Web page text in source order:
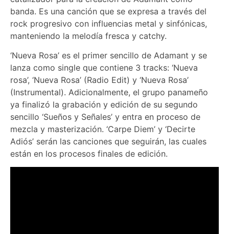
banda. Es una canción que se expresa a través del
rock progresivo con influencias metal y sinfónicas,
manteniendo la melodía fresca y catchy.
‘Nueva Rosa’ es el primer sencillo de Adamant y se
lanza como single que contiene 3 tracks: ‘Nueva
rosa’, ‘Nueva Rosa’ (Radio Edit) y ‘Nueva Rosa’
(Instrumental). Adicionalmente, el grupo panameño
ya finalizó la grabación y edición de su segundo
sencillo ‘Sueños y Señales’ y entra en proceso de
mezcla y masterización. ‘Carpe Diem’ y ‘Decirte
Adiós’ serán las canciones que seguirán, las cuales
están en los procesos finales de edición.